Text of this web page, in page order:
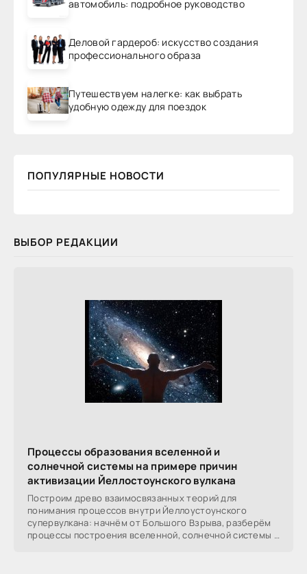
автомобиль: подробное руководство
Деловой гардероб: искусство создания
профессионального образа
Путешествуем налегке: как выбрать
удобную одежду для поездок
ПОПУЛЯРНЫЕ НОВОСТИ
ВЫБОР РЕДАКЦИИ
Процессы образования вселенной и
солнечной системы на примере причин
активизации Йеллостоунского вулкана
Построим древо взаимосвязанных теорий для
понимания процессов внутри Йеллоустоунского
супервулкана: начнём от Большого Взрыва, разберём
процессы построения вселенной, солнечной системы в